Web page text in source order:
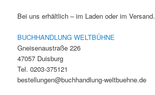
Bei uns erhältlich – im Laden oder im Versand.
BUCHHANDLUNG WELTBÜHNE
Gneisenaustraße 226
47057 Duisburg
Tel. 0203-375121
bestellungen@buchhandlung-weltbuehne.de